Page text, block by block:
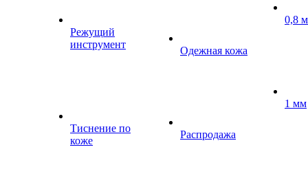
Режущий
инструмент
Тиснение по
коже
Одежная кожа
Распродажа
0,8
1 мм